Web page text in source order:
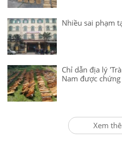
Nhiều sai phạm
Chỉ dẫn địa lý
Nam được
Xem